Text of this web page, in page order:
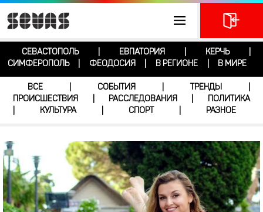
СЕВАСТОПОЛЬ ЕВПАТОРИЯ КЕРЧЬ
СИМФЕРОПОЛЬ
ФЕОДОСИЯ В РЕГИОНЕ В МИРЕ
ВСЕ СОБЫТИЯ ТРЕНДЫ
ПРОИСШЕСТВИЯ
РАССЛЕДОВАНИЯ
ПОЛИТИКА
КУЛЬТУРА СПОРТ РАЗНОЕ